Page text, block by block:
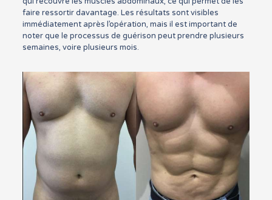
faire ressortir davantage. Les résultats sont visibles
immédiatement après l’opération, mais il est important de
noter que le processus de guérison peut prendre plusieurs
semaines, voire plusieurs mois.